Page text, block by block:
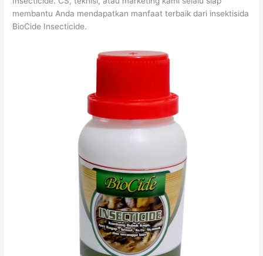
membantu Anda mendapatkan manfaat terbaik dari insektisida
BioCide Insecticide.